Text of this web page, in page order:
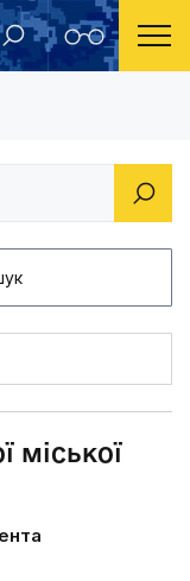
ради 2013 рік
міської